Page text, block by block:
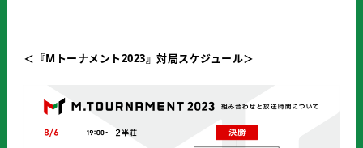
＜『M トーナメント2023』対局スケジュール＞